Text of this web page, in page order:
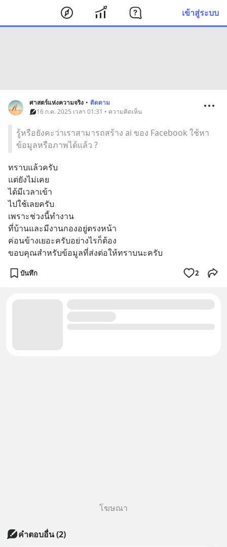
เข้าสู่ระบบ
ศาสตร์แห่งความจริง • ติดตาม
16 ก.ค. 2025 เวลา 01:31 • ความคิดเห็น
รู้หรือยังคะว่าเราสามารถสร้าง ai ของ Facebook ใช้หา
ข้อมูลหรือภาพได้แล้ว ?
ทราบแล้วครับ
แต่ยังไม่เคย
ได้มีเวลาเข้า
ไปใช้เลยครับ
เพราะช่วงนี้ทำงาน
ที่บ้านและมีงานกองอยู่ตรงหน้า
ค่อนข้างเยอะครับอย่างไรก็ต้อง
ขอบคุณสำหรับข้อมูลที่ส่งต่อให้ทราบนะครับ
บันทึก 2
โฆษณา
คำตอบอื่น(2)